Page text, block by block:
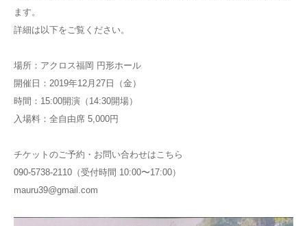
ます。
詳細は以下をご覧ください。
場所：アクロス福岡 円形ホール
開催日：2019年12月27日（金）
時間：15:00開演（14:30開場）
入場料：全自由席 5,000円
チケットのご予約・お問い合わせはこちら
090-5738-2110（受付時間 10:00〜17:00）
mauru39@gmail.com